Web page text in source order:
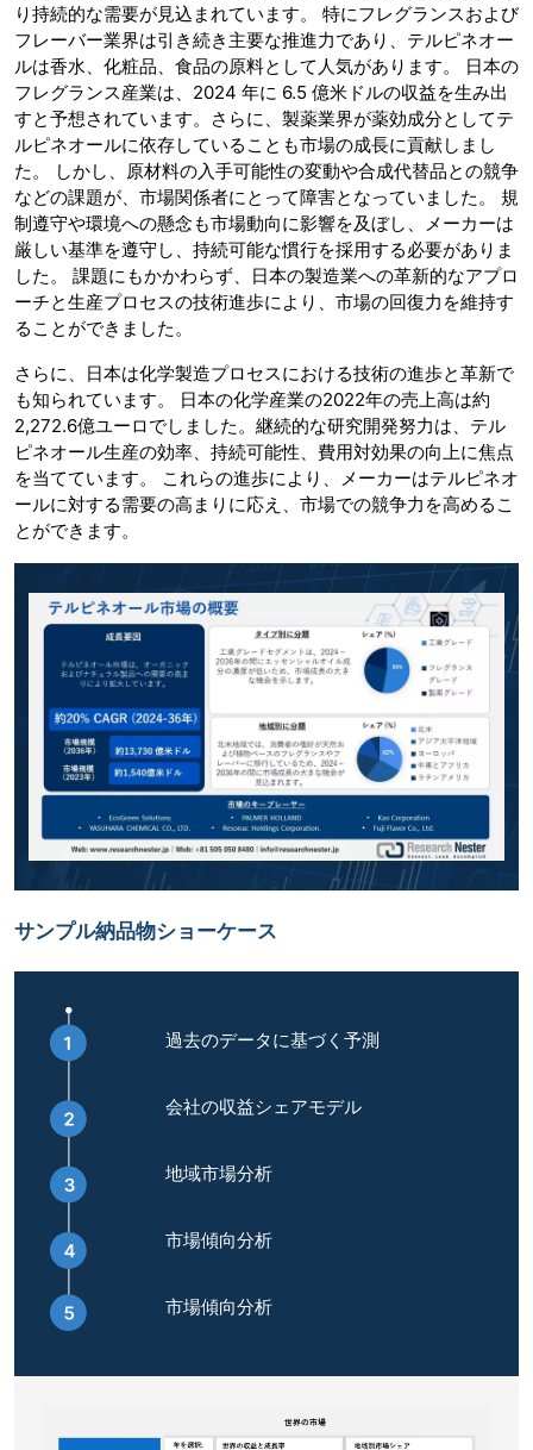
り持続的な需要が見込まれています。 特にフレグランスおよび
フレーバー業界は引き続き主要な推進力であり、テルピネオー
ルは香水、化粧品、食品の原料として人気があります。 日本の
フレグランス産業は、2024 年に 6.5 億米ドルの収益を生み出
すと予想されています。さらに、製薬業界が薬効成分としてテ
ルピネオールに依存していることも市場の成長に貢献しまし
た。 しかし、原材料の入手可能性の変動や合成代替品との競争
などの課題が、市場関係者にとって障害となっていました。 規
制遵守や環境への懸念も市場動向に影響を及ぼし、メーカーは
厳しい基準を遵守し、持続可能な慣行を採用する必要がありま
した。 課題にもかかわらず、日本の製造業への革新的なアプロ
ーチと生産プロセスの技術進歩により、市場の回復力を維持す
ることができました。
さらに、日本は化学製造プロセスにおける技術の進歩と革新で
も知られています。 日本の化学産業の2022年の売上高は約
2,272.6億ユーロでしました。継続的な研究開発努力は、テル
ピネオール生産の効率、持続可能性、費用対効果の向上に焦点
を当てています。 これらの進歩により、メーカーはテルピネオ
ールに対する需要の高まりに応え、市場での競争力を高めるこ
とができます。
サンプル納品物ショーケース
過去のデータに基づく予測
会社の収益シェアモデル
地域市場分析
市場傾向分析
市場傾向分析